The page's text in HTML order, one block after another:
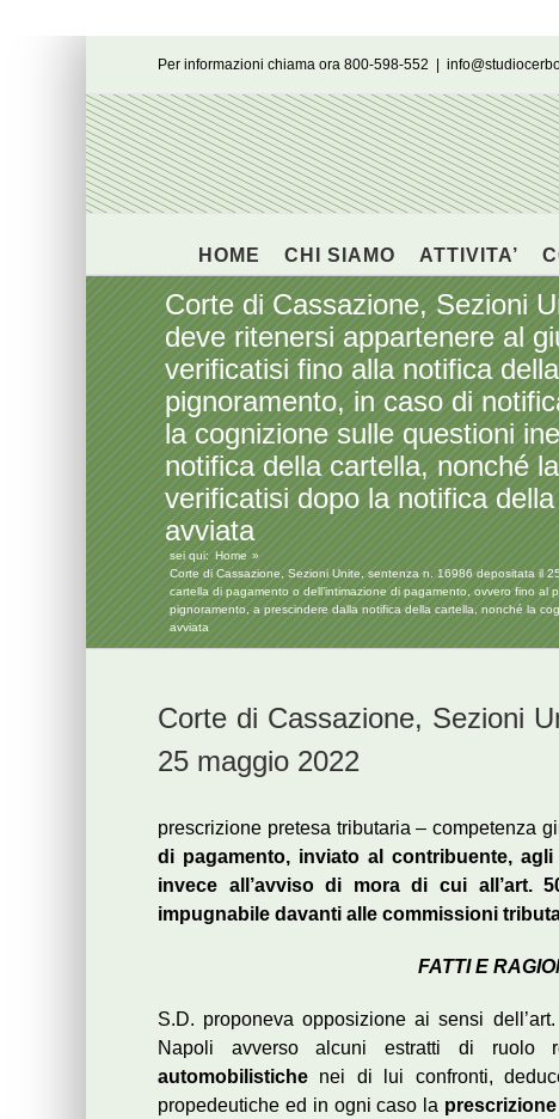
Per informazioni chiama ora 800-598-552
HOME CHI SIAMO ATTIVITA’
Corte di Cassazione, Sezioni
deve ritenersi appartenere al
verificatisi fino alla notifica
pignoramento, in caso di
la cognizione sulle questioni
notifica della cartella, nonché
verificatisi dopo la notifica
avviata
sei qui: Home
Corte di Cassazione, Sezioni Unite, sentenza n. 16986 depositata il
cartella di pagamento o dell’intimazione di pagamento, ovvero fino
pignoramento, a prescindere dalla notifica della cartella, nonché la
avviata
Corte di Cassazione, Sezioni
25 maggio 2022
prescrizione pretesa tributaria – competenza
di pagamento, inviato al contribuente,
invece all’avviso di mora di cui all’art.
impugnabile davanti alle commissioni
FATTI E
S.D. proponeva opposizione ai sensi
Napoli avverso alcuni estratti di
automobilistiche nei di lui confronti,
propedeutiche ed in ogni caso la